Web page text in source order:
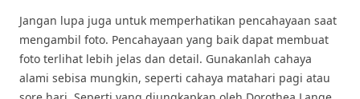
Jangan lupa juga untuk memperhatikan pencahayaan saat
mengambil foto. Pencahayaan yang baik dapat membuat
foto terlihat lebih jelas dan detail. Gunakanlah cahaya
alami sebisa mungkin, seperti cahaya matahari pagi atau